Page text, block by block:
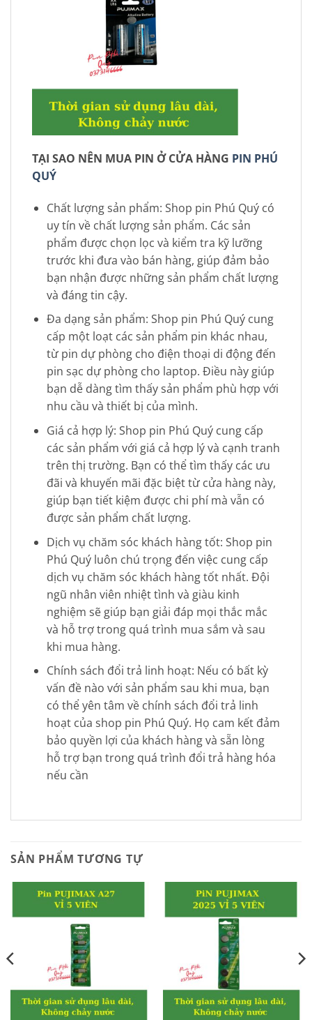
TẠI SAO NÊN MUA PIN Ở CỬA HÀNG PIN PHÚ
QUÝ
Chất lượng sản phẩm: Shop pin Phú Quý có
uy tín về chất lượng sản phẩm. Các sản
phẩm được chọn lọc và kiểm tra kỹ lưỡng
trước khi đưa vào bán hàng, giúp đảm bảo
bạn nhận được những sản phẩm chất lượng
và đáng tin cậy.
Đa dạng sản phẩm: Shop pin Phú Quý cung
cấp một loạt các sản phẩm pin khác nhau,
từ pin dự phòng cho điện thoại di động đến
pin sạc dự phòng cho laptop. Điều này giúp
bạn dễ dàng tìm thấy sản phẩm phù hợp với
nhu cầu và thiết bị của mình.
Giá cả hợp lý: Shop pin Phú Quý cung cấp
các sản phẩm với giá cả hợp lý và cạnh tranh
trên thị trường. Bạn có thể tìm thấy các ưu
đãi và khuyến mãi đặc biệt từ cửa hàng này,
giúp bạn tiết kiệm được chi phí mà vẫn có
được sản phẩm chất lượng.
Dịch vụ chăm sóc khách hàng tốt: Shop pin
Phú Quý luôn chú trọng đến việc cung cấp
dịch vụ chăm sóc khách hàng tốt nhất. Đội
ngũ nhân viên nhiệt tình và giàu kinh
nghiệm sẽ giúp bạn giải đáp mọi thắc mắc
và hỗ trợ trong quá trình mua sắm và sau
khi mua hàng.
Chính sách đổi trả linh hoạt: Nếu có bất kỳ
vấn đề nào với sản phẩm sau khi mua, bạn
có thể yên tâm về chính sách đổi trả linh
hoạt của shop pin Phú Quý. Họ cam kết đảm
bảo quyền lợi của khách hàng và sẵn lòng
hỗ trợ bạn trong quá trình đổi trả hàng hóa
nếu cần
SẢN PHẨM TƯƠNG TỰ